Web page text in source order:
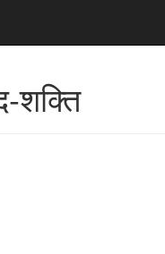
शक्ति